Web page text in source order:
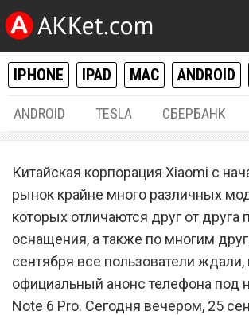
IPHONE IPAD MAC ANDROID
ANDROID TESLA СБЕРБАНК
Анонс Xiaomi
технические
расцветки и цены
Китайская корпорация Xiaomi с
рынок крайне много различных
которых отличаются друг от друга
оснащения, а также по многим
сентября все пользователи
официальный анонс телефона под
Note 6 Pro. Сегодня вечером, 25